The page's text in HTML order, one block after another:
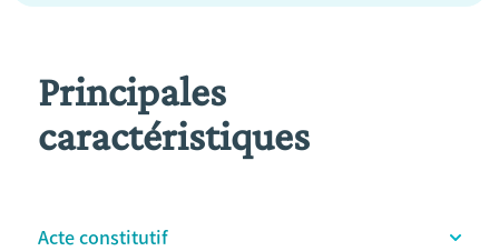
Principales
caractéristiques
Acte constitutif